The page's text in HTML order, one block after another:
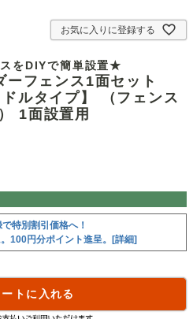
お気に入りに登録する
をDIYで簡単設置★
ーフェンス1面セット
ルタイプ】 （フェンス
1面設置用
特別割引価格へ！
100円分ポイント進呈。[詳細]
ートに入れる